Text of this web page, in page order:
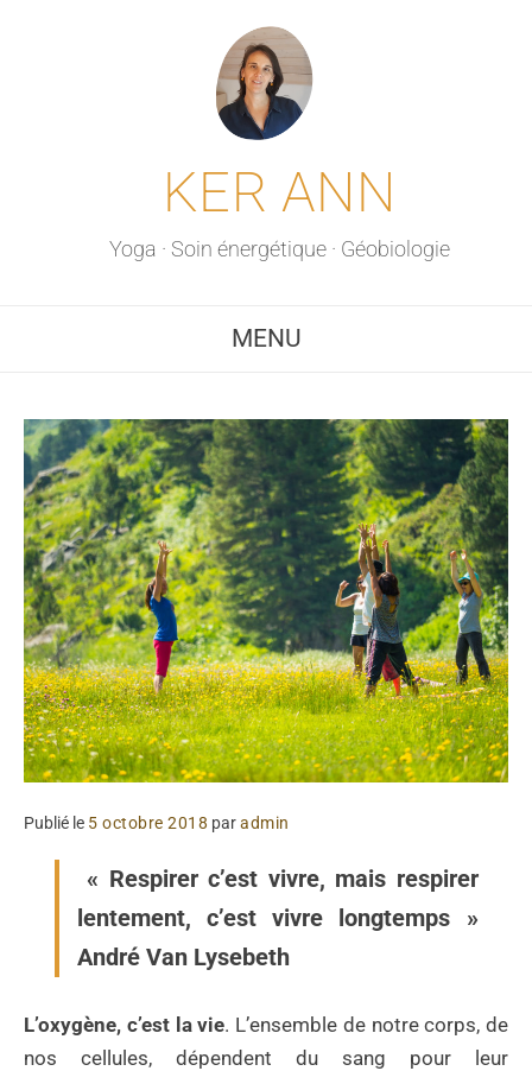
KER ANN
Yoga · Soin énergétique · Géobiologie
MENU
Publié le 5 octobre 2018 paradmin
« Respirer c’est vivre, mais respirer
lentement, c’est vivre longtemps »
André Van Lysebeth
L’oxygène, c’est la vie. L’ensemble de notre corps, de
nos cellules, dépendent du sang pour leur